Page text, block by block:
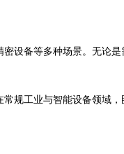
备等多种场景。无论是
工业与智能设备领域，